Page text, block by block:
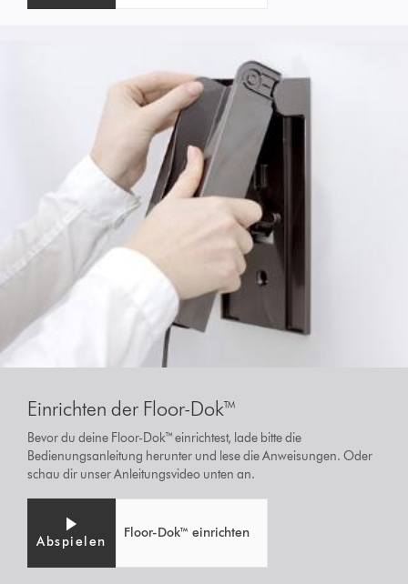
Einrichten der Floor-Dok™
Bevor du deine Floor-Dok™ einrichtest, lade bitte die
Bedienungsanleitung herunter und lese die Anweisungen. Oder
schau dir unser Anleitungsvideo unten an.
Abspielen
Floor-Dok™ einrichten